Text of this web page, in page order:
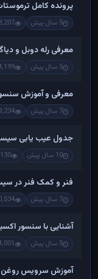
پرونده کامل
5 سال پیش 538,207
معرفی رله دوبل و
5 سال پیش 534,199
معرفی و آموزش
7 سال پیش 529,234
جدول عیب یابی
10 سال پیش
فنر و کمک فنر در
7 سال پیش 520,534
آشنایی با سنسور
5 سال پیش 514,001
آموزش سرویس روغن و فیلتر پژو 405 ،